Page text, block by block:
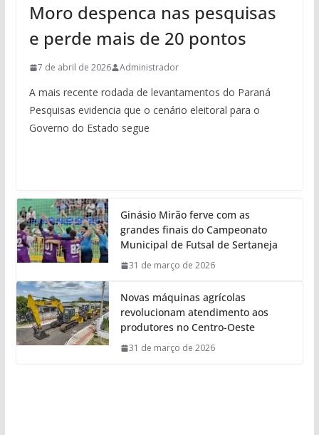
Moro despenca nas pesquisas
e perde mais de 20 pontos
7 de abril de 2026 Administrador
A mais recente rodada de levantamentos do Paraná
Pesquisas evidencia que o cenário eleitoral para o
Governo do Estado segue
Ginásio Mirão ferve com as
grandes finais do Campeonato
Municipal de Futsal de Sertaneja
31 de março de 2026
Novas máquinas agrícolas
revolucionam atendimento aos
produtores no Centro-Oeste
31 de março de 2026